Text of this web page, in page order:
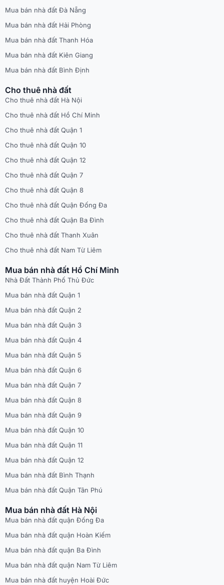
Mua bán nhà đất Đà Nẵng
Mua bán nhà đất Hải Phòng
Mua bán nhà đất Thanh Hóa
Mua bán nhà đất Kiên Giang
Mua bán nhà đất Bình Định
Cho thuê nhà đất
Cho thuê nhà đất Hà Nội
Cho thuê nhà đất Hồ Chí Minh
Cho thuê nhà đất Quận 1
Cho thuê nhà đất Quận 10
Cho thuê nhà đất Quận 12
Cho thuê nhà đất Quận 7
Cho thuê nhà đất Quận 8
Cho thuê nhà đất Quận Đống Đa
Cho thuê nhà đất Quận Ba Đình
Cho thuê nhà đất Thanh Xuân
Cho thuê nhà đất Nam Từ Liêm
Mua bán nhà đất Hồ Chí Minh
Nhà Đất Thành Phố Thủ Đức
Mua bán nhà đất Quận 1
Mua bán nhà đất Quận 2
Mua bán nhà đất Quận 3
Mua bán nhà đất Quận 4
Mua bán nhà đất Quận 5
Mua bán nhà đất Quận 6
Mua bán nhà đất Quận 7
Mua bán nhà đất Quận 8
Mua bán nhà đất Quận 9
Mua bán nhà đất Quận 10
Mua bán nhà đất Quận 11
Mua bán nhà đất Quận 12
Mua bán nhà đất Bình Thạnh
Mua bán nhà đất Quận Tân Phú
Mua bán nhà đất Hà Nội
Mua bán nhà đất quận Đống Đa
Mua bán nhà đất quận Hoàn Kiếm
Mua bán nhà đất quận Ba Đình
Mua bán nhà đất quận Nam Từ Liêm
Mua bán nhà đất huyện Hoài Đức